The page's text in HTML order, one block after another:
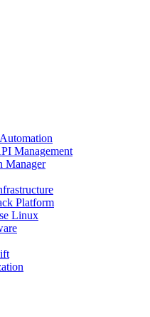
Management
Manager
Platform
Linux